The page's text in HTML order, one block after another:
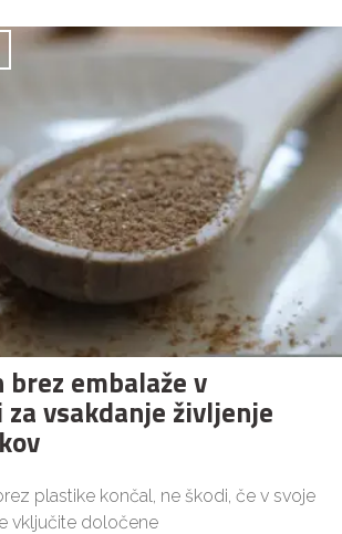
embalaže v
vsakdanje življenje
plastike končal, ne škodi, če v svoje
vključite določene